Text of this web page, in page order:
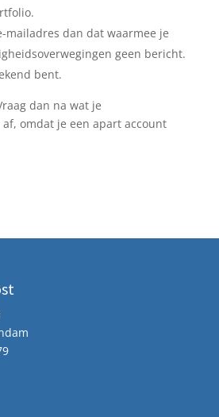
mailadres dan dat waarmee je
geen bericht.
bent.
dan na wat je
omdat je een apart account